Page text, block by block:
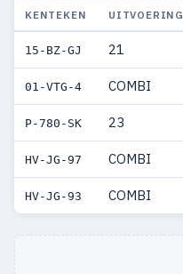
KENTEKEN UITVOERING
15-BZ-GJ 21
01-VTG-4 COMBI
P-780-SK 23
HV-JG-97 COMBI
HV-JG-93 COMBI